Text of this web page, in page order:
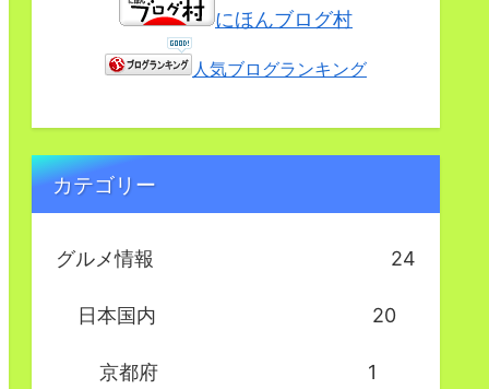
にほんブログ村
人気ブログランキング
カテゴリー
グルメ情報 24
日本国内 20
京都府 1